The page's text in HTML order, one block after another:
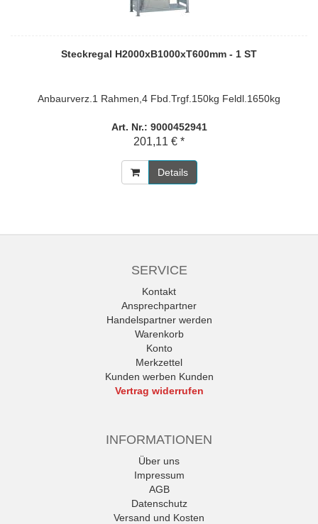
Steckregal H2000xB1000xT600mm - 1 ST
Anbaurverz.1 Rahmen,4 Fbd.Trgf.150kg Feldl.1650kg
Art. Nr.: 9000452941
201,11 € *
Details
SERVICE
Kontakt
Ansprechpartner
Handelspartner werden
Warenkorb
Konto
Merkzettel
Kunden werben Kunden
Vertrag widerrufen
INFORMATIONEN
Über uns
Impressum
AGB
Datenschutz
Versand und Kosten